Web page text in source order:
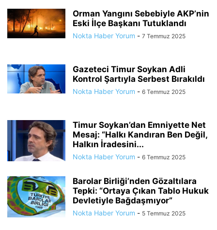
Orman Yangını Sebebiyle AKP’nin
Eski İlçe Başkanı Tutuklandı
Nokta Haber Yorum - 7 Temmuz 2025
Gazeteci Timur Soykan Adli
Kontrol Şartıyla Serbest Bırakıldı
Nokta Haber Yorum - 6 Temmuz 2025
Timur Soykan’dan Emniyette Net
Mesaj: “Halkı Kandıran Ben Değil,
Halkın İradesini...
Nokta Haber Yorum - 6 Temmuz 2025
Barolar Birliği’nden Gözaltılara
Tepki: “Ortaya Çıkan Tablo Hukuk
Devletiyle Bağdaşmıyor”
Nokta Haber Yorum - 5 Temmuz 2025